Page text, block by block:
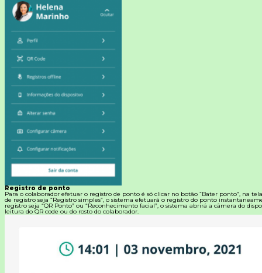
Registro de ponto
Para o colaborador efetuar o registro de ponto é só clicar no botão “Bater ponto”, na
de registro seja “Registro simples”, o sistema efetuará o registro do ponto
registro seja “QR Ponto” ou “Reconhecimento facial”, o sistema abrirá a câmera do
leitura do QR code ou do rosto do colaborador.